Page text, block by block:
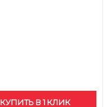
КУПИТЬ В 1 КЛИК